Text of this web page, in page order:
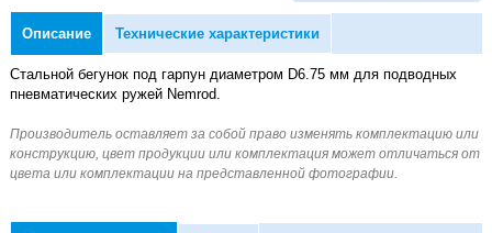
Описание Технические характеристики
Стальной бегунок под гарпун диаметром D6.75 мм для подводных
пневматических ружей Nemrod.